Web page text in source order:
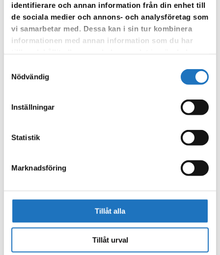
identifierare och annan information från din enhet till
de sociala medier och annons- och analysföretag som
vi samarbetar med. Dessa kan i sin tur kombinera
informationen med annan information som du har
Nödvändig
Inställningar
Statistik
Marknadsföring
Tillåt alla
Tillåt urval
om driftstörningar och andra händelser som kan påverka dig
som fastighetsägare.